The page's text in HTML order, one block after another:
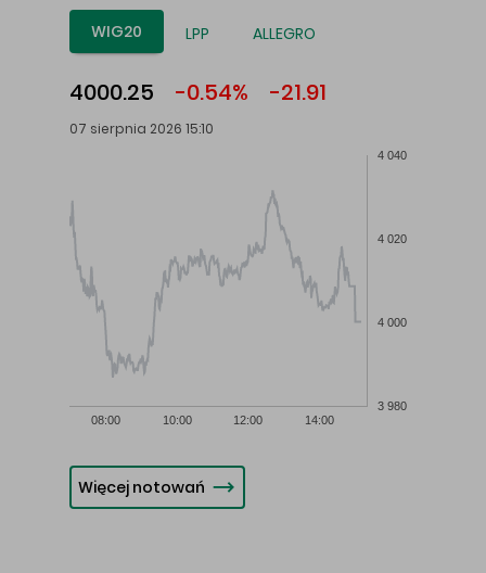
WIG20 LPP ALLEGRO
4000.25 -0.54% -21.91
07 sierpnia 2026 15:10
08:00 10:00 12:00 14:00
3 980
4 000
4 020
4 040
Więcej notowań